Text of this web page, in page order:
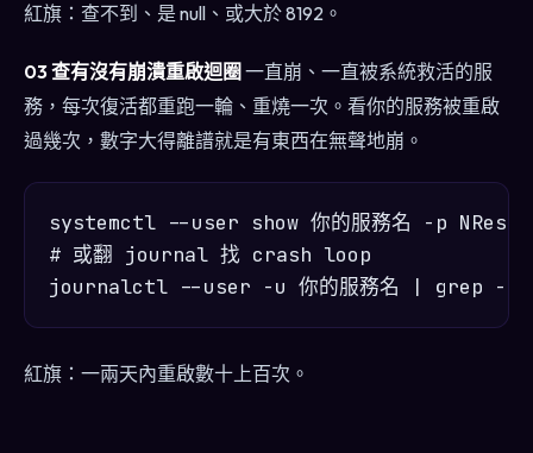
紅旗：查不到、是 null、或大於 8192。
03 查有沒有崩潰重啟迴圈 一直崩、一直被系統救活的服
務，每次復活都重跑一輪、重燒一次。看你的服務被重啟
過幾次，數字大得離譜就是有東西在無聲地崩。
systemctl --user show 你的服務名 -p
# 或翻 journal 找 crash loop
紅旗：一兩天內重啟數十上百次。